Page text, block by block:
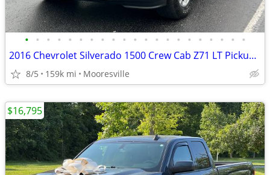
• • • • • • • • • • • • • • • • • • • • •
2016 Chevrolet Silverado 1500 Crew Cab Z71 LT Pickup 4D 6 1/2 ft
8/5 159k mi Mooresville
$16,795